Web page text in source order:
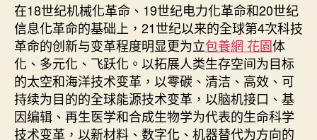
在18世纪机械化革命、19世纪电力化革命和20世纪
信息化革命的基础上，21世纪以来的全球第4次科技
革命的创新与变革程度明显更为立包養網 花園体
化、多元化、飞跃化。以拓展人类生存空间为目标
的太空和海洋技术变革，以零碳、清洁、高效、可
持续为目的的全球能源技术变革，以脑机接口、基
因编辑、再生医学和合成生物学为代表的生命科学
技术变革，以新材料、数字化、机器替代为方向的